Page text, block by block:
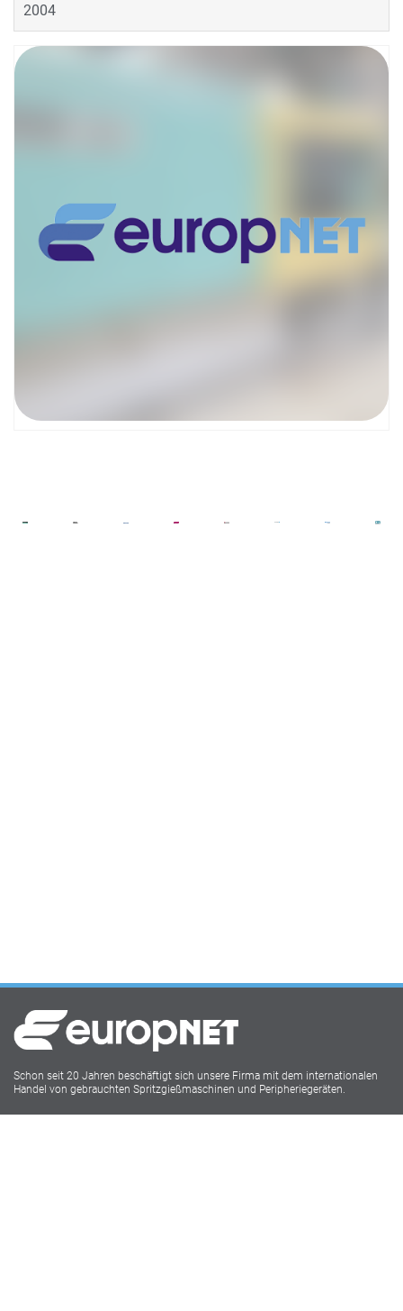
2004
Schon seit 20 Jahren beschäftigt sich unsere Firma mit dem internationalen
Handel von gebrauchten Spritzgießmaschinen und Peripheriegeräten.